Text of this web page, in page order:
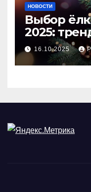
НОВОСТИ
Выбор
2025:
16.10.2025